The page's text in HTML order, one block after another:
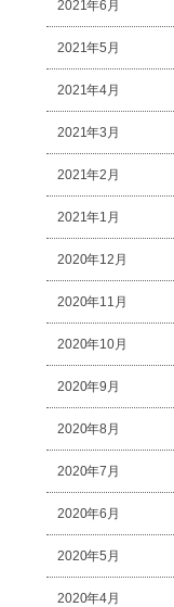
2021年6月
2021年5月
2021年4月
2021年3月
2021年2月
2021年1月
2020年12月
2020年11月
2020年10月
2020年9月
2020年8月
2020年7月
2020年6月
2020年5月
2020年4月